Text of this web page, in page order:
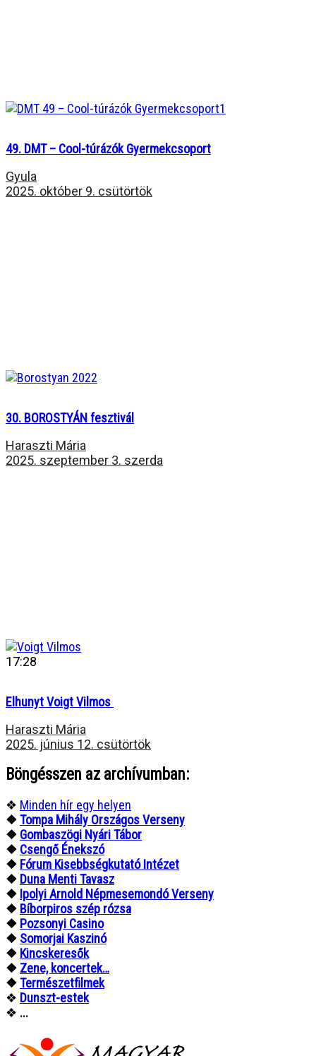
49. DMT – Cool-túrázók Gyermekcsoport
Gyula
2025. október 9. csütörtök
30. BOROSTYÁN fesztivál
Haraszti Mária
2025. szeptember 3. szerda
17:28
Elhunyt Voigt Vilmos
Haraszti Mária
2025. június 12. csütörtök
Böngésszen az archívumban:
❖ Minden hír egy helyen
❖Tompa Mihály Országos Verseny
❖ Gombaszögi Nyári Tábor
❖ Csengő Énekszó
❖ Fórum Kisebbségkutató Intézet
❖ Duna Menti Tavasz
❖ Ipolyi Arnold Népmesemondó Verseny
❖ Bíborpiros szép rózsa
❖ Pozsonyi Casino
❖ Somorjai Kaszinó
❖ Kincskeresők
❖ Zene, koncertek…
❖Természetfilmek
❖ Dunszt-estek
❖ ...